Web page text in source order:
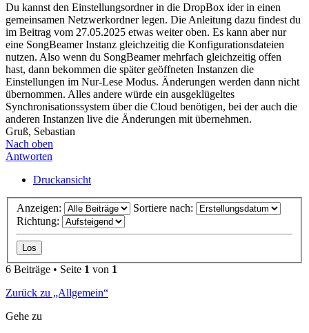
Du kannst den Einstellungsordner in die DropBox ider in einen
gemeinsamen Netzwerkordner legen. Die Anleitung dazu findest du
im Beitrag vom 27.05.2025 etwas weiter oben. Es kann aber nur
eine SongBeamer Instanz gleichzeitig die Konfigurationsdateien
nutzen. Also wenn du SongBeamer mehrfach gleichzeitig offen
hast, dann bekommen die später geöffneten Instanzen die
Einstellungen im Nur-Lese Modus. Änderungen werden dann nicht
übernommen. Alles andere würde ein ausgeklügeltes
Synchronisationssystem über die Cloud benötigen, bei der auch die
anderen Instanzen live die Änderungen mit übernehmen.
Gruß, Sebastian
Nach oben
Antworten
Druckansicht
Anzeigen:
Sortiere nach:
Richtung:
6 Beiträge • Seite 1 von 1
Zurück zu „Allgemein“
Gehe zu